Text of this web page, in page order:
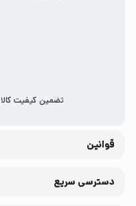
تضمین کیفیت کالا
قوانین
دسترسی سریع